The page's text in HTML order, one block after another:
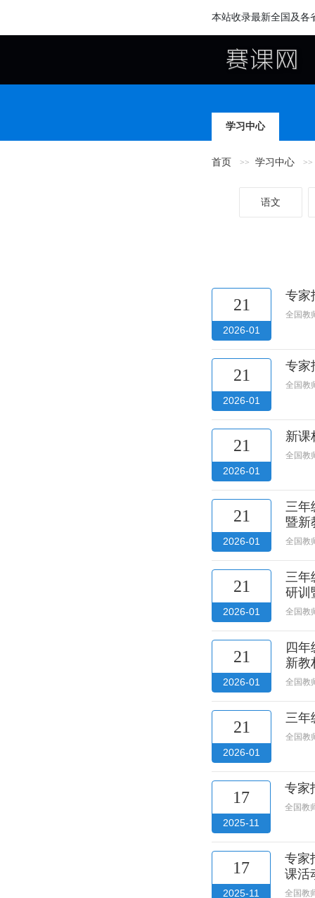
本站收录最新全国及各
学习中心
首页 学习中心
语文
21
2026-01
专家
全国教
21
2026-01
专家
全国教
21
2026-01
新课
全国教
21
2026-01
三年
暨新
全国教
21
2026-01
三年
研训
全国教
21
2026-01
四
新教
全国教
21
2026-01
三年
全国教
17
2025-11
专家
全国教
17
2025-11
专家
课活
全国教